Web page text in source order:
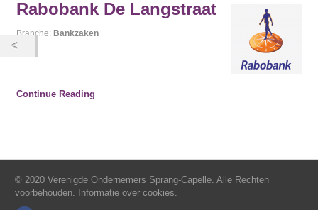
Rabobank De Langstraat
Branche: Bankzaken
Continue Reading
© 2020 Verenigde Ondernemers Sprang-Capelle. Alle Rechten
voorbehouden.
Informatie over cookies.